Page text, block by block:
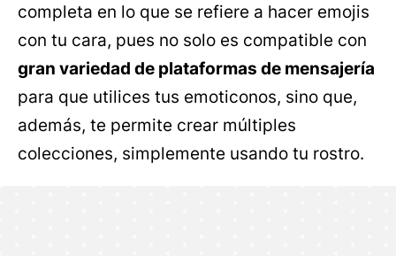
completa en lo que se refiere a hacer emojis
con tu cara, pues no solo es compatible con
gran variedad de plataformas de mensajería
para que utilices tus emoticonos, sino que,
además, te permite crear múltiples
colecciones, simplemente usando tu rostro.